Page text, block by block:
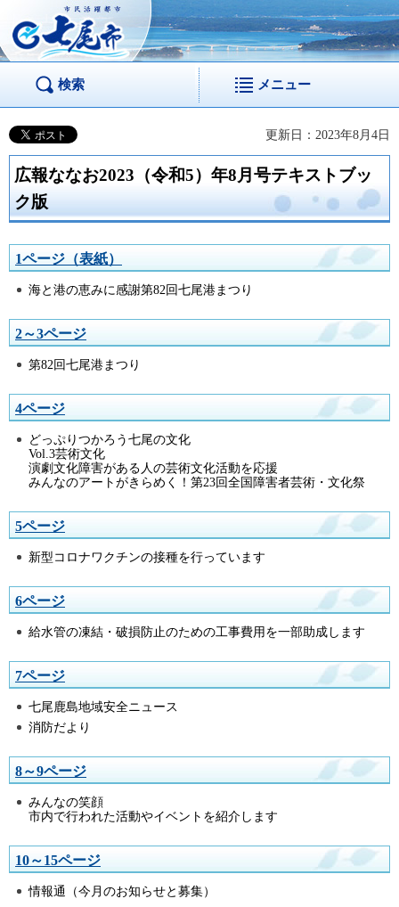
市民活躍都市 七尾
市
検索 メニュー
更新日：2023年8月4日
広報ななお2023（令和5）年8月号テキストブッ
ク版
1ページ（表紙）
海と港の恵みに感謝第82回七尾港まつり
2～3ページ
第82回七尾港まつり
4ページ
どっぷりつかろう七尾の文化
Vol.3芸術文化
演劇文化障害がある人の芸術文化活動を応援
みんなのアートがきらめく！第23回全国障害者芸術・文化祭
5ページ
新型コロナワクチンの接種を行っています
6ページ
給水管の凍結・破損防止のための工事費用を一部助成します
7ページ
七尾鹿島地域安全ニュース
消防だより
8～9ページ
みんなの笑顔
市内で行われた活動やイベントを紹介します
10～15ページ
情報通（今月のお知らせと募集）